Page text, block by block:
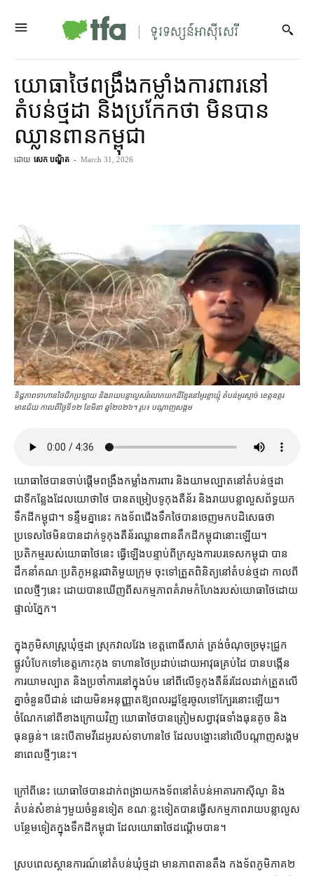
យោធា​ថៃ​ពង្រឹងកម្លាំង​ការពារ​នៅ​
តំបន់​ថ្មដា និង​ប្រកែក​ថា មិន​បាន​
ឈ្លានពាន​កម្ពុជា
ដោយ សេក បណ្ឌិត - March 31, 2026
ទិដ្ឋភាព​ទាហានថៃជីកប្រឡាយ និងរាយបន្លាលួសរំលោភយកដីខ្មែរនៅអូរខ្លាឃ្មុំ តំបន់អូរស្មាច់ ខេត្តឧត្តរ
មានជ័យ កាលពីថ្ងៃទី១២ ខែ​មីនា ឆ្នាំ២០២៦។ រូប៖ បណ្ដាញសង្គម
យោធា​ថៃ​បាន​ចាប់ផ្ដើម​ពង្រឹងកម្លាំង​ការពារ និង​យាមល្បាត​នៅ​តំបន់​ថ្មដា
ជាទី​កន្លែង​ដែល​យោ​ថា​ថៃ បាន​តម្រៀប​ទូ​កុងតឺន័រ និង​រាយ​បន្លា​លួស​ព័ទ្ធ​យក​
ទឹកដី​កម្ពុជា​។ ទន្ទឹម​គ្នា​នេះ កងទ័ពជើងទឹក​ថៃ​បាន​ចេញ​មក​បដិសេធ​ថា
ប្រទេស​ថៃ​មិនបាន​ដាក់​ទូ​កុងតឺន័រ​ឈ្លានពាន​តឹក​ដី​កម្ពុជា​នោះ​ឡើយ​។
ប្រតិកម្ម​របស់​យោធា​ថៃ​នេះ ធ្វើឡើង​បន្ទាប់ពី​ក្រសួងការបរទេស​កម្ពុ​ជា បាន​
ដឹកនាំ​គណៈប្រតិភូ​អន្តរជាតិ​មួយ​ក្រុម ចុះទៅ​ត្រួតពិនិត្យ​នៅ​តំបន់​ថ្មដា កាល​ពី​
ពេល​ថ្មីៗ​នេះ ដោយ​បាន​ឃើញ​ពី​សកម្មភាព​គំរាមកំហែង​របស់​យោធា​ថៃ​ដោយ​
ផ្ទាល់​ភ្នែក។
ក្នុងភូមិ​សាស្ត្រ​ឃុំ​ថ្មដា ស្រុក​វាលវែង ខេត្ត​ពោធិ៍សាត់ ត្រង់​ចំណុច​ច្រមុះជ្រូក
ផ្លូវបំបែក​ទៅ​ខេត្តកោះកុង ទាហាន​ថៃ​ប្រដាប់​ដោយ​អាវុធ​គ្រប់​ដៃ បាន​បង្កើន​
ការ​យាមល្បាត និង​ប្រចាំការ​នៅក្នុង​ប៉ម នៅ​ពីលើ​ទូ​កុងតឺន័រ​ដែល​ដាក់​ត្រួត​លើ​
គ្នា​ចំនួន​បី​ជាន់ ដោយ​មិន​អនុញ្ញាត​ឱ្យ​ពលរដ្ឋ​ខ្មែរ​ចូល​ទៅ​ក្បែរ​នោះ​ឡើយ។
ចំណែក​នៅ​ពី​ខាងក្រោយ​វិញ យោធា​ថៃ​បាន​ត្រៀម​សព្វាវុធ​ទាំង​ធុន​តូច និង​
ធុន​ធ្ងន់​។ នេះ​បើ​តាម​វីដេអូ​របស់​ទាហាន​ថៃ ដែល​បង្ហោះ​នៅ​លើ​បណ្ដាញ​សង្គម​
នា​ពេល​ថ្មីៗ​នេះ។
ក្រៅ​ពី​នេះ យោធា​ថៃ​បាន​ដាក់​ពង្រាយ​កងទ័ព​នៅ​តំបន់​អាគារ​កាស៊ីណូ និង​
តំបន់​សំខាន់ៗ​មួយ​ចំនួន​ទៀត ខណៈ​ខ្លះទៀត​បាន​ធ្វើ​សកម្មភាព​រាយ​បន្លា​លួស​
បន្ថែម​ទៀត​ក្នុង​ទឹកដី​កម្ពុជា ដែល​យោធា​ថៃ​ដណ្ដើម​បាន។
ស្របពេល​ស្ថានការណ៍​នៅ​តំបន់​ឃុំ​ថ្មដា មាន​ភាព​តានតឹង កងទ័ព​ភូមិភាគ​២